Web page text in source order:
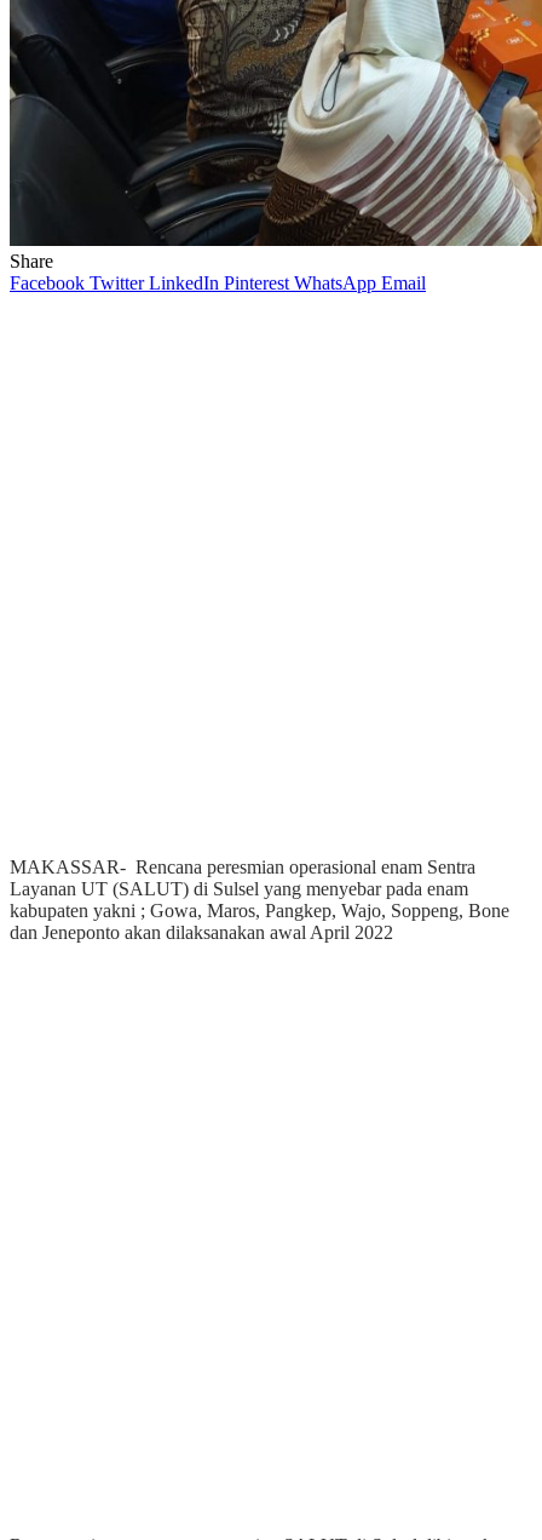
Share
Facebook Twitter LinkedIn Pinterest WhatsApp Email
MAKASSAR- Rencana peresmian operasional enam Sentra
Layanan UT (SALUT) di Sulsel yang menyebar pada enam
kabupaten yakni ; Gowa, Maros, Pangkep, Wajo, Soppeng, Bone
dan Jeneponto akan dilaksanakan awal April 2022